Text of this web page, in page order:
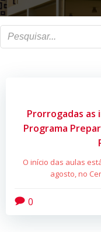
Prorrogadas as
Programa
O início das aulas
agosto, no
0